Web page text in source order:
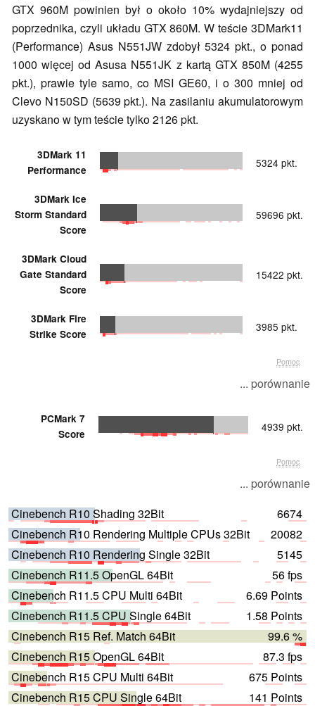
GTX 960M powinien był o około 10% wydajniejszy od
poprzednika, czyli układu GTX 860M. W teście 3DMark11
(Performance) Asus N551JW zdobył 5324 pkt., o ponad
1000 więcej od Asusa N551JK z kartą GTX 850M (4255
pkt.), prawie tyle samo, co MSI GE60, i o 300 mniej od
Clevo N150SD (5639 pkt.). Na zasilaniu akumulatorowym
uzyskano w tym teście tylko 2126 pkt.
3DMark 11
Performance
5324 pkt.
3DMark Ice
Storm Standard
Score
59696 pkt.
3DMark Cloud
Gate Standard
Score
15422 pkt.
3DMark Fire
Strike Score
3985 pkt.
Pomoc
... porównanie
PCMark 7
Score
4939 pkt.
Pomoc
... porównanie
Cinebench R10 Shading 32Bit
6674
Cinebench R10 Rendering Multiple CPUs 32Bit
20082
Cinebench R10 Rendering Single 32Bit
5145
Cinebench R11.5 OpenGL 64Bit
56 fps
Cinebench R11.5 CPU Multi 64Bit
6.69 Points
Cinebench R11.5 CPU Single 64Bit
1.58 Points
Cinebench R15 Ref. Match 64Bit
99.6 %
Cinebench R15 OpenGL 64Bit
87.3 fps
Cinebench R15 CPU Multi 64Bit
675 Points
Cinebench R15 CPU Single 64Bit
141 Points